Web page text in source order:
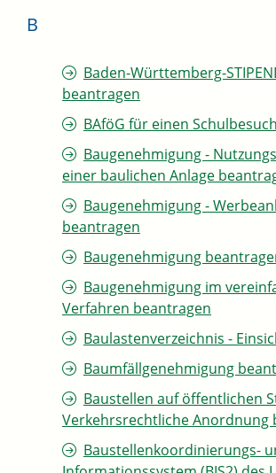
B
Baden-Württemberg-
beantragen
BAföG für einen
Baugenehmigung -
einer baulichen Anlage
Baugenehmigung -
beantragen
Baugenehmigung
Baugenehmigung im
Verfahren beantragen
Baulastenverzeichnis -
Baumfällgenehmigung
Baustellen auf öffentlichen
Verkehrsrechtliche Anordnung
Baustellenkoordinierungs-